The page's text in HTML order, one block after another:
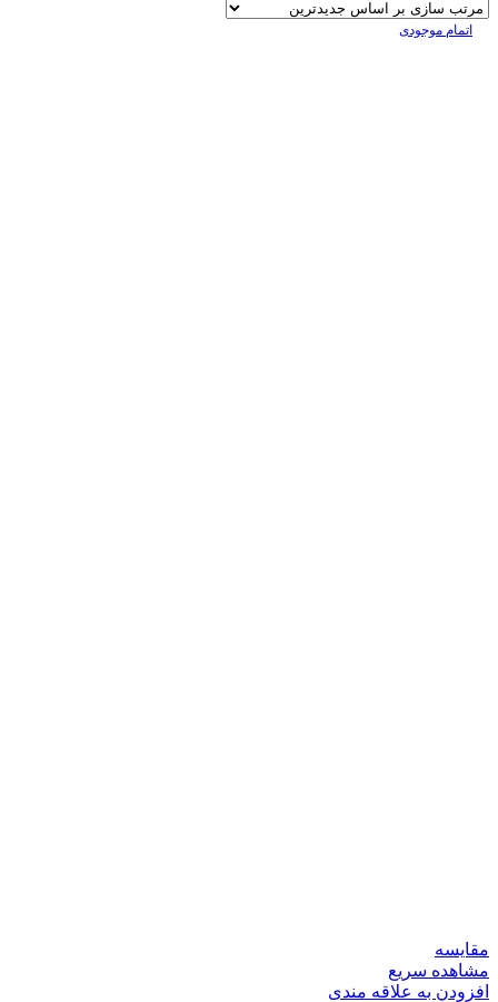
اتمام موجودی
مقایسه
مشاهده سریع
افزودن به علاقه مندی